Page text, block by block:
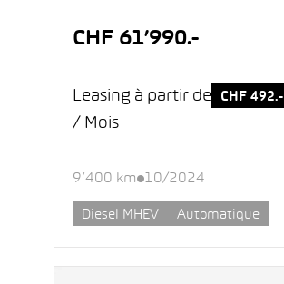
CHF 61’990.-
Leasing à partir de CHF 492.-
/ Mois
9’400 km 10/2024
Diesel MHEV Automatique